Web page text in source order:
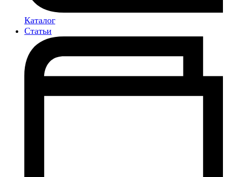
Каталог
Статьи